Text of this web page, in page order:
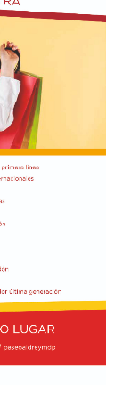
un Estado
el bien
de las
y
diálogo
Apostólico
noviembre
Estado y de
países”,
la Sala de
publicó el